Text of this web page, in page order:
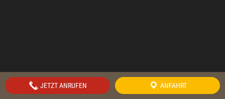
JETZT ANRUFEN ANFAHRT